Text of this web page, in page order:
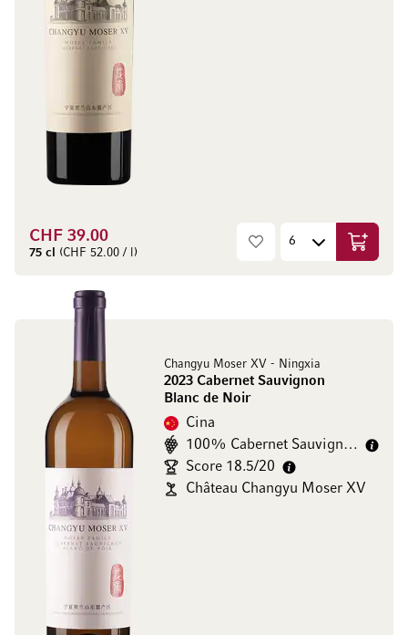
CHF 39.00
75 cl (CHF 52.00 / l)
Changyu Moser XV - Ningxia
2023 Cabernet Sauvignon
Blanc de Noir
Cina
100% Cabernet Sauvignon
Score 18.5/20
Château Changyu Moser XV